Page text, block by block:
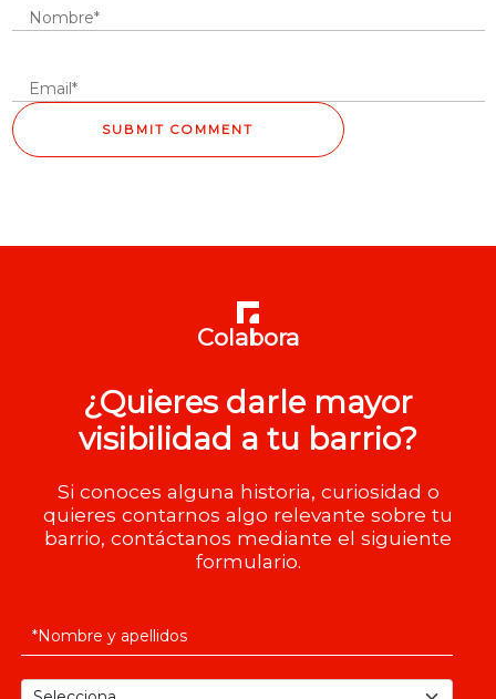
Colabora
¿Quieres darle mayor
visibilidad a tu barrio?
Si conoces alguna historia, curiosidad o
quieres contarnos algo relevante sobre tu
barrio, contáctanos mediante el siguiente
formulario.